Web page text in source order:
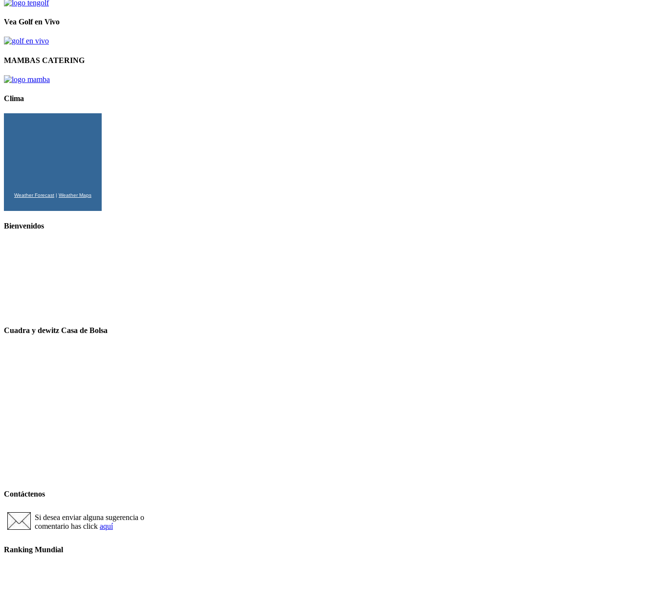
Vea Golf en Vivo
MAMBAS CATERING
Clima
Weather Forecast Weather Maps
Bienvenidos
Cuadra y dewitz Casa de Bolsa
Contáctenos
Si desea enviar alguna sugerencia o
comentario has click aquí
Ranking Mundial